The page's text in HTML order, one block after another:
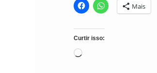
Mais
Curtir isso:
Carregando...